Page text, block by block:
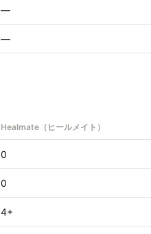
—
—
Healmate（ヒールメイト）
0
0
4+